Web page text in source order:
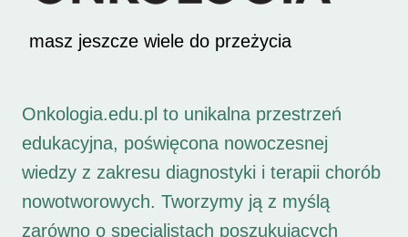
masz jeszcze wiele do przeżycia
Onkologia.edu.pl to unikalna przestrzeń
edukacyjna, poświęcona nowoczesnej
wiedzy z zakresu diagnostyki i terapii chorób
nowotworowych. Tworzymy ją z myślą
zarówno o specjalistach poszukujących